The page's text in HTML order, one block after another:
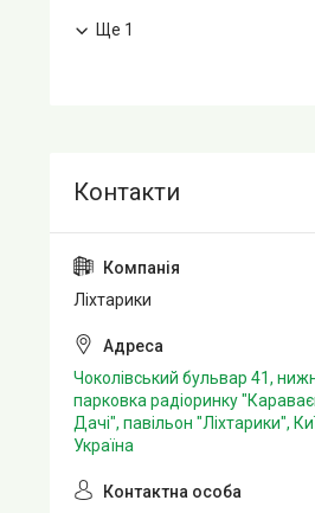
Ще 1
Ліхтарики
Чоколівський бульвар 41,
парковка радіоринку
Дачі", павільон "Ліхтарики",
Україна